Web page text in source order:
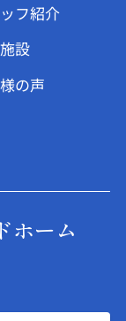
フ紹介
設
の声
ホーム